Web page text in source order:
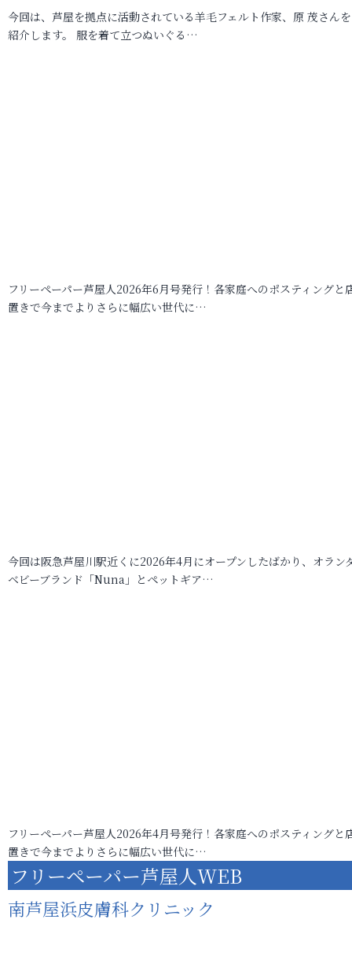
今回は、芦屋を拠点に活動されている羊毛フェルト作家、原 茂さん
紹介します。 服を着て立つぬいぐる…
フリーペーパー芦屋人2026年6月号発行！各家庭へのポスティングと
置きで今までよりさらに幅広い世代に…
今回は阪急芦屋川駅近くに2026年4月にオープンしたばかり、オラン
ベビーブランド「Nuna」とペットギア…
フリーペーパー芦屋人2026年4月号発行！各家庭へのポスティングと
置きで今までよりさらに幅広い世代に…
フリーペーパー芦屋人WEB
南芦屋浜皮膚科クリニック